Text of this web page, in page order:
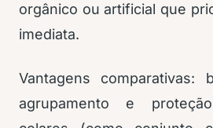
orgânico ou artificial que
imediata.
Vantagens comparativas:
agrupamento e